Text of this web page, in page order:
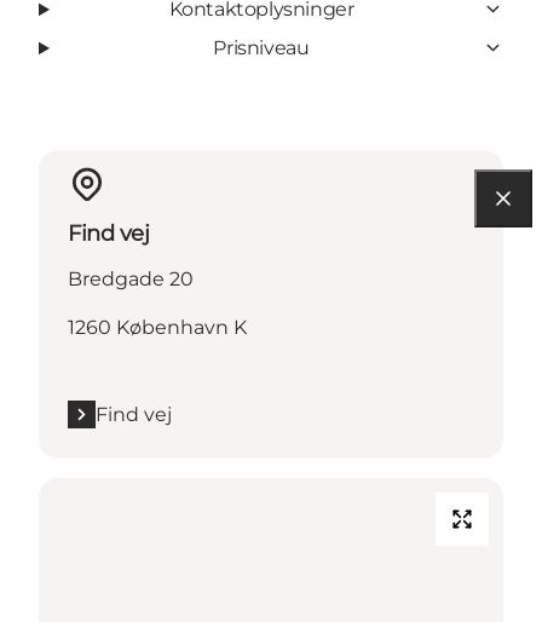
Kontaktoplysninger
Prisniveau
Find vej
Bredgade 20
1260 København K
Find vej